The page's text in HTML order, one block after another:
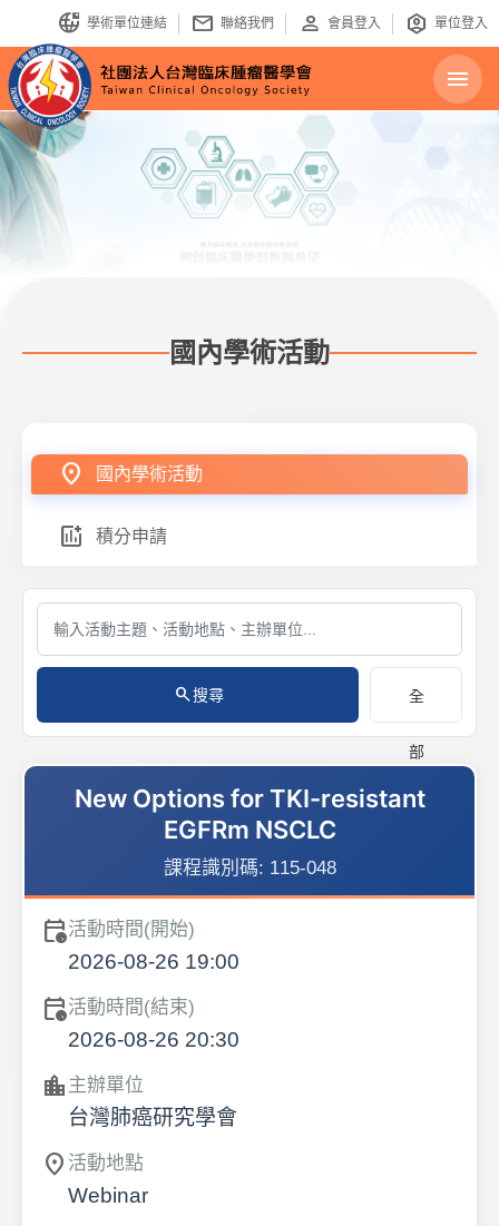
bring_your_own_ip 學術單位連結 mail 聯絡我們 person 會員登入 identity_platform 單位登入
menu
國內學術活動
location_on 國內學術活動
add_chart 積分申請
search搜尋 全
部
New Options for TKI-resistant
EGFRm NSCLC
課程識別碼: 115-048
calendar_clock活動時間(開始)
2026-08-26 19:00
calendar_clock活動時間(結束)
2026-08-26 20:30
location_city 主辦單位
台灣肺癌研究學會
location_on 活動地點
Webinar